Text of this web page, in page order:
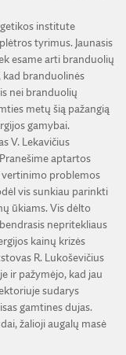
institute
tyrimus. Jaunasis
esame arti branduolių
kad branduolinės
nei branduolių
metų šią pažangią
gamybai.
V. Lekavičius
aptartos
vertinimo problemos
vis sunkiau parinkti
ūkiams. Vis dėlto
nepritekliaus
kainų krizės
R. Lukoševičius
ir pažymėjo, kad jau
sudarys
gamtines dujas.
žalioji augalų masė